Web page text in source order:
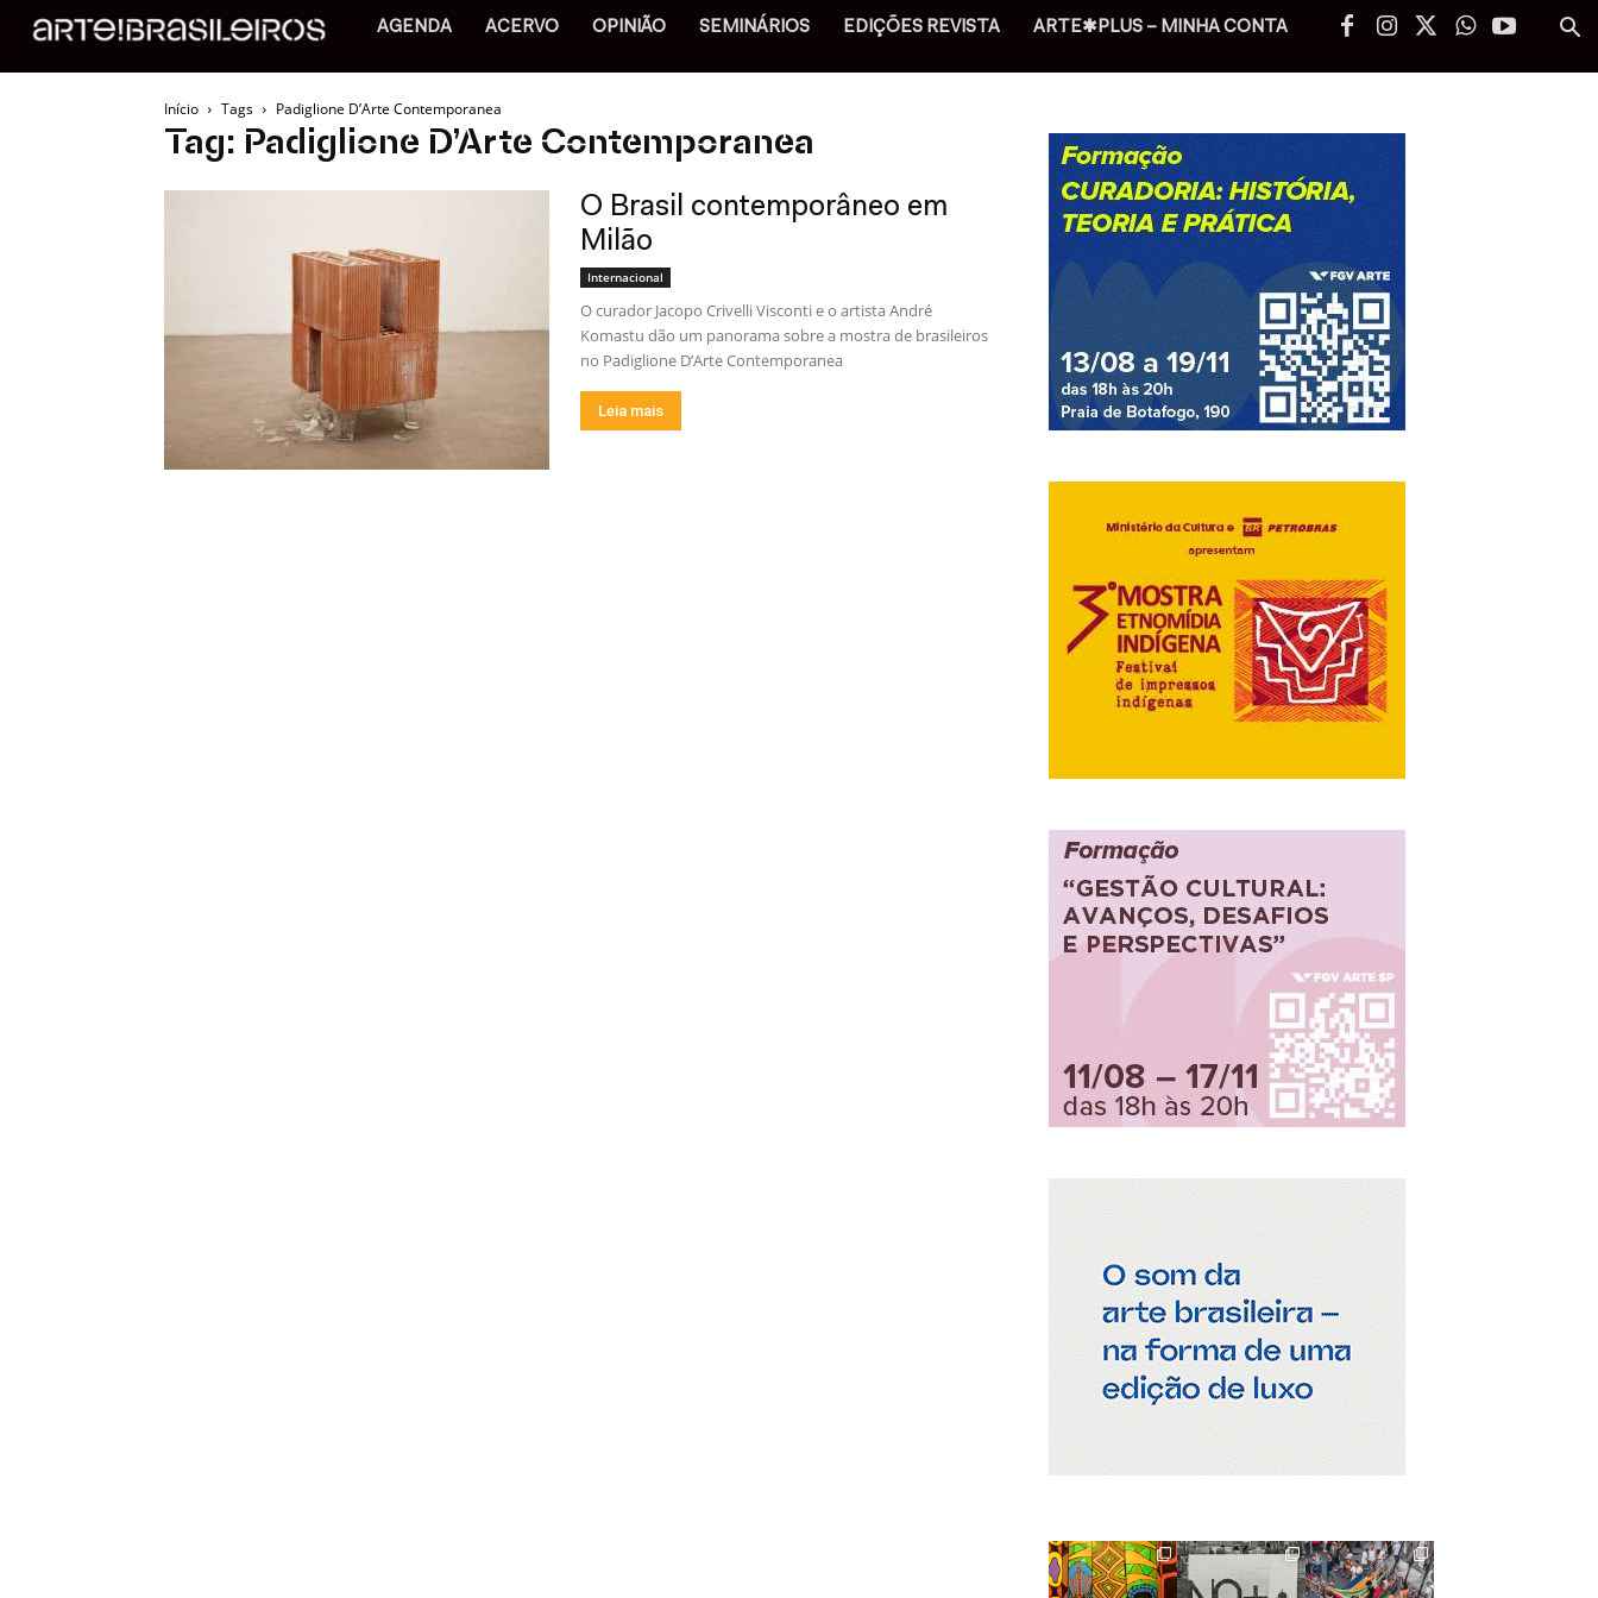
AGENDA ACERVO OPINIÃO SEMINÁRIOS EDIÇÕES REVISTA ARTE✱PLUS – MINHA CONTA
Início Tags Padiglione D’Arte Contemporanea
Tag: Padiglione D’Arte Contemporanea
O Brasil contemporâneo em
Milão
Internacional
O curador Jacopo Crivelli Visconti e o artista André
Komastu dão um panorama sobre a mostra de brasileiros
no Padiglione D’Arte Contemporanea
Leia mais